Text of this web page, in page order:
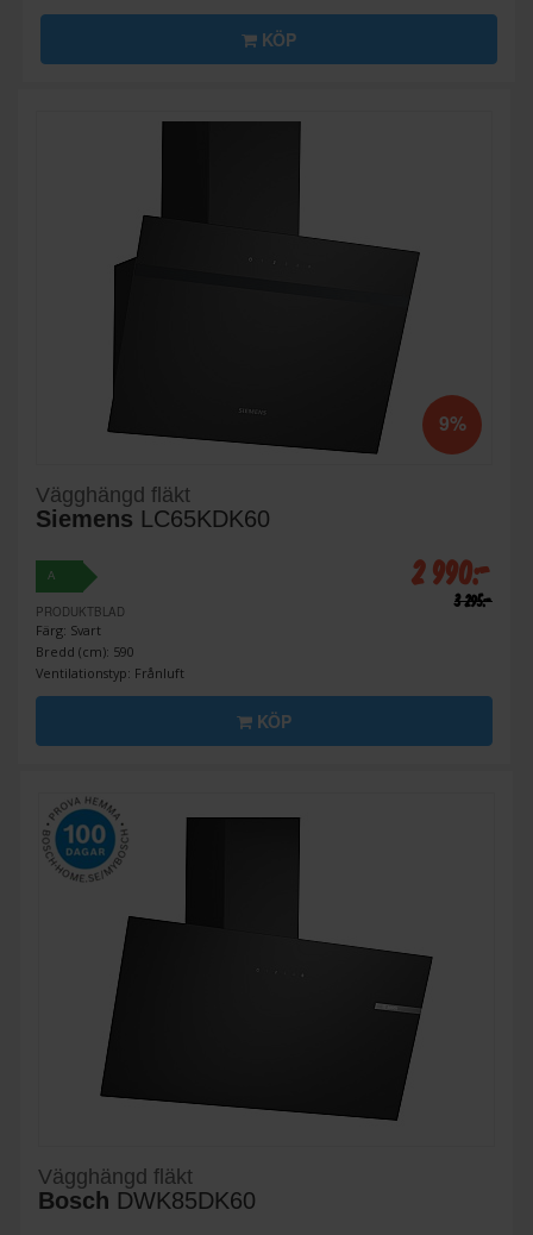
KÖP
9%
Vägghängd fläkt
Siemens LC65KDK60
A
PRODUKTBLAD
Färg: Svart
Bredd (cm): 590
Ventilationstyp: Frånluft
2 990:-
3 295:-
KÖP
Vägghängd fläkt
Bosch DWK85DK60